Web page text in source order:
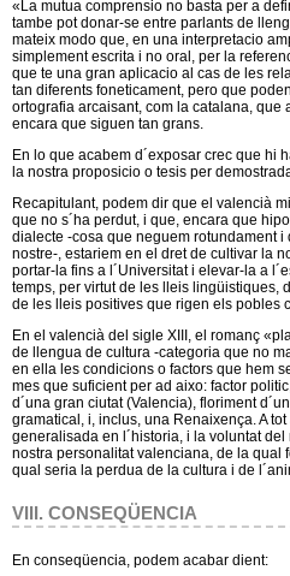
«La mutua comprensio no basta per a
tambe pot donar-se entre parlants de
mateix modo que, en una interpretacio
simplement escrita i no oral, per la
que te una gran aplicacio al cas de les
tan diferents foneticament, pero que
ortografia arcaisant, com la catalana, que
encara que siguen tan grans.
En lo que acabem d´exposar crec que hi
la nostra proposicio o tesis per
Recapitulant, podem dir que el valencià
que no s´ha perdut, i que, encara que
dialecte -cosa que neguem rotundament
nostre-, estariem en el dret de cultivar la
portar-la fins a l´Universitat i elevar-la a
temps, per virtut de les lleis lingüistiques,
de les lleis positives que rigen els pobles
En el valencià del sigle XIII, el romanç
de llengua de cultura -categoria que no
en ella les condicions o factors que hem
mes que suficient per ad aixo: factor
d´una gran ciutat (Valencia), floriment
gramatical, i, inclus, una Renaixença. A
generalisada en l´historia, i la voluntat
nostra personalitat valenciana, de la qual
qual seria la perdua de la cultura i de
VIII. CONSEQÜENCIA
En conseqüencia, podem acabar dient: